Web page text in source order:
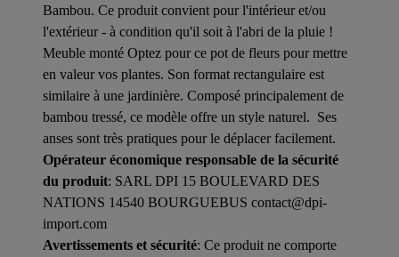
Bambou. Ce produit convient pour l'intérieur et/ou
l'extérieur - à condition qu'il soit à l'abri de la pluie !
Meuble monté Optez pour ce pot de fleurs pour mettre
en valeur vos plantes. Son format rectangulaire est
similaire à une jardinière. Composé principalement de
bambou tressé, ce modèle offre un style naturel. Ses
anses sont très pratiques pour le déplacer facilement.
Opérateur économique responsable de la sécurité
du produit: SARL DPI 15 BOULEVARD DES
NATIONS 14540 BOURGUEBUS contact@dpi-
import.com
Avertissements et sécurité: Ce produit ne comporte